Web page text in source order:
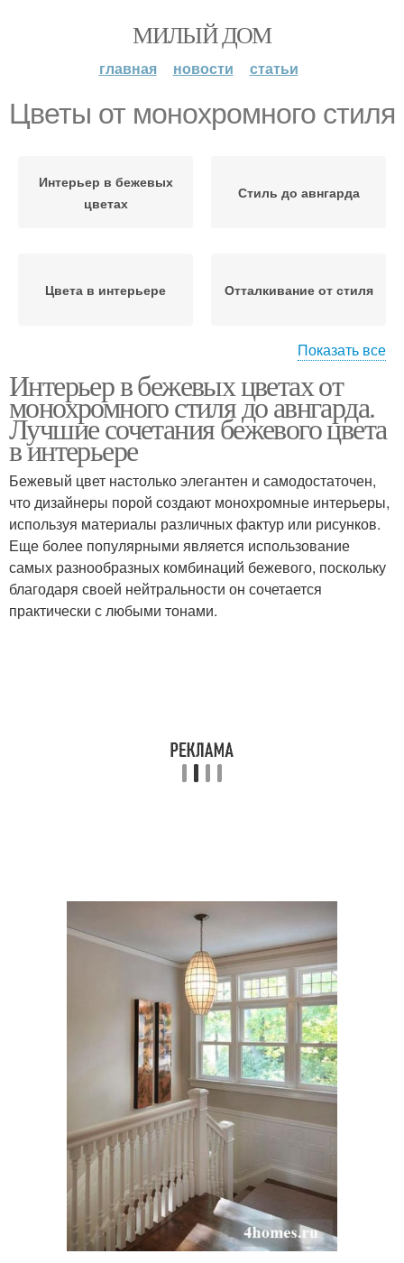
МИЛЫЙ ДОМ
главная новости статьи
Цветы от монохромного стиля
Интерьер в бежевых
цветах
Стиль до авнгарда
Цвета в интерьере Отталкивание от стиля
Интерьер в бежевом
стиле
Цвета в разных стилях
Основные стили
Показать все
Интерьер в бежевых цветах от
монохромного стиля до авнгарда.
Лучшие сочетания бежевого цвета
в интерьере
Бежевый цвет настолько элегантен и самодостаточен,
что дизайнеры порой создают монохромные интерьеры,
используя материалы различных фактур или рисунков.
Еще более популярными является использование
самых разнообразных комбинаций бежевого, поскольку
благодаря своей нейтральности он сочетается
практически с любыми тонами.